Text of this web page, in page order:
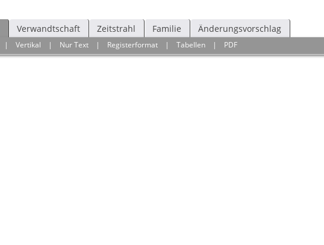
Verwandtschaft Zeitstrahl Familie Änderungsvorschlag
|Vertikal | Nur Text | Registerformat |Tabellen | PDF